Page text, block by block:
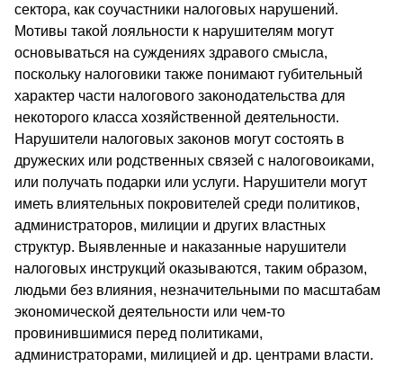
сектора, как соучастники налоговых нарушений.
Мотивы такой лояльности к нарушителям могут
основываться на суждениях здравого смысла,
поскольку налоговики также понимают губительный
характер части налогового законодательства для
некоторого класса хозяйственной деятельности.
Нарушители налоговых законов могут состоять в
дружеских или родственных связей с налоговоиками,
или получать подарки или услуги. Нарушители могут
иметь влиятельных покровителей среди политиков,
администраторов, милиции и других властных
структур. Выявленные и наказанные нарушители
налоговых инструкций оказываются, таким образом,
людьми без влияния, незначительными по масштабам
экономической деятельности или чем-то
провинившимися перед политиками,
администраторами, милицией и др. центрами власти.